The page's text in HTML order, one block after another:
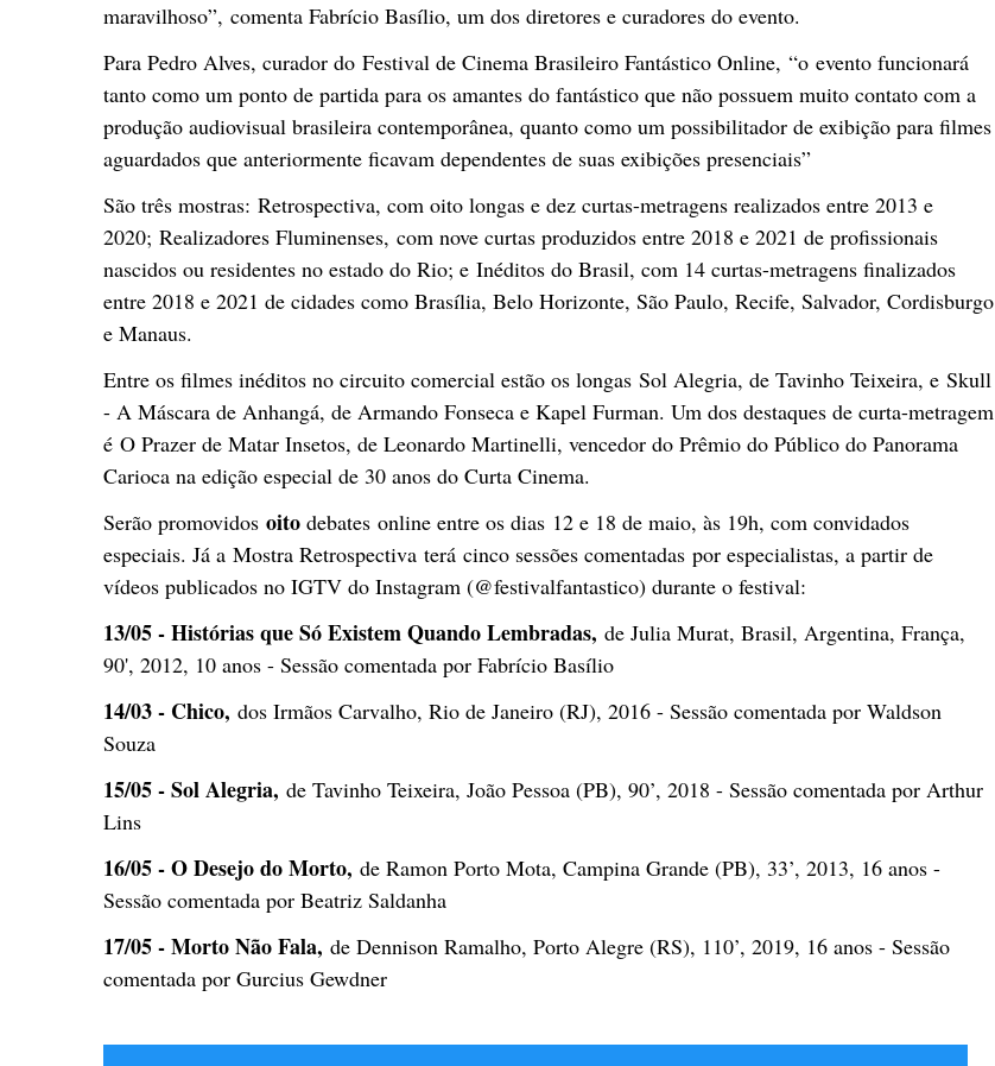
maravilhoso”, comenta Fabrício Basílio, um dos diretores e curadores do evento.
Para Pedro Alves, curador do Festival de Cinema Brasileiro Fantástico Online, “o evento funcionará
tanto como um ponto de partida para os amantes do fantástico que não possuem muito contato com a
produção audiovisual brasileira contemporânea, quanto como um possibilitador de exibição para filmes
aguardados que anteriormente ficavam dependentes de suas exibições presenciais”
São três mostras: Retrospectiva, com oito longas e dez curtas-metragens realizados entre 2013 e
2020; Realizadores Fluminenses, com nove curtas produzidos entre 2018 e 2021 de profissionais
nascidos ou residentes no estado do Rio; e Inéditos do Brasil, com 14 curtas-metragens finalizados
entre 2018 e 2021 de cidades como Brasília, Belo Horizonte, São Paulo, Recife, Salvador, Cordisburgo
e Manaus.
Entre os filmes inéditos no circuito comercial estão os longas Sol Alegria, de Tavinho Teixeira, e Skull
- A Máscara de Anhangá, de Armando Fonseca e Kapel Furman. Um dos destaques de curta-metragem
é O Prazer de Matar Insetos, de Leonardo Martinelli, vencedor do Prêmio do Público do Panorama
Carioca na edição especial de 30 anos do Curta Cinema.
Serão promovidos oito debates online entre os dias 12 e 18 de maio, às 19h, com convidados
especiais. Já a Mostra Retrospectiva terá cinco sessões comentadas por especialistas, a partir de
vídeos publicados no IGTV do Instagram (@festivalfantastico) durante o festival:
13/05 - Histórias que Só Existem Quando Lembradas, de Julia Murat, Brasil, Argentina, França,
90', 2012, 10 anos - Sessão comentada por Fabrício Basílio
14/03 - Chico, dos Irmãos Carvalho, Rio de Janeiro (RJ), 2016 - Sessão comentada por Waldson
Souza
15/05 - Sol Alegria, de Tavinho Teixeira, João Pessoa (PB), 90’, 2018 - Sessão comentada por Arthur
Lins
16/05 - O Desejo do Morto, de Ramon Porto Mota, Campina Grande (PB), 33’, 2013, 16 anos -
Sessão comentada por Beatriz Saldanha
17/05 - Morto Não Fala, de Dennison Ramalho, Porto Alegre (RS), 110’, 2019, 16 anos - Sessão
comentada por Gurcius Gewdner